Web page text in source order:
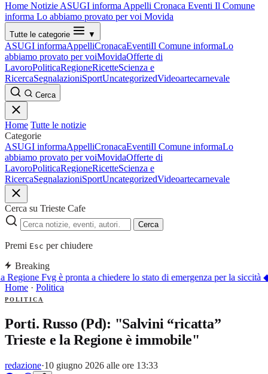
Home Notizie ASUGI informa Appelli Cronaca Eventi Il Comune
informa Lo abbiamo provato per voi Movida
Tutte le categorie ▼
ASUGI informaAppelliCronacaEventiIl Comune informaLo
abbiamo provato per voiMovidaOfferte di
LavoroPoliticaRegioneRicetteScienza e
RicercaSegnalazioniSportUncategorizedVideoartecarnevale
Cerca
Home Tutte le notizie
Categorie
ASUGI informaAppelliCronacaEventiIl Comune informaLo
abbiamo provato per voiMovidaOfferte di
LavoroPoliticaRegioneRicetteScienza e
RicercaSegnalazioniSportUncategorizedVideoartecarnevale
Cerca su Trieste Cafe
Cerca
Premi Esc per chiudere
Breaking
Regione Fvg è pronta a chiedere lo stato di emergenza per la siccità
Home · Politica
POLITICA
Porti. Russo (Pd): "Salvini “ricatta”
Trieste e la Regione è immobile"
redazione·10 giugno 2026 alle ore 13:33